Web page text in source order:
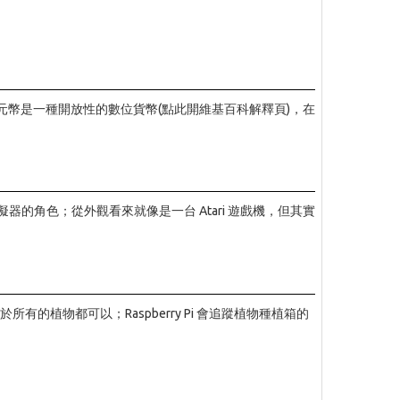
是一種開放性的數位貨幣(點此開維基百科解釋頁)，在
器的角色；從外觀看來就像是一台 Atari 遊戲機，但其實
所有的植物都可以；Raspberry Pi 會追蹤植物種植箱的